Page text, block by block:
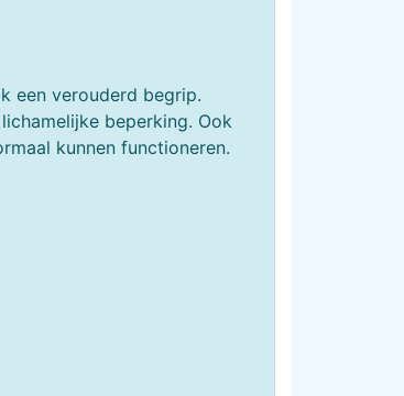
een verouderd begrip.
beperking. Ook
kunnen functioneren.